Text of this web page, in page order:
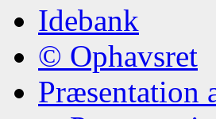
Idebank
© Ophavsret
Præsentation